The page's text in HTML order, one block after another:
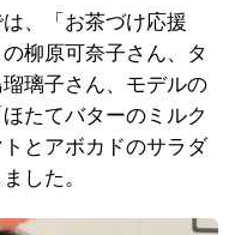
、「お茶づけ応援
柳原可奈子さん、タ
璃子さん、モデルの
たてバターのミルク
とアボカドのサラダ
した。